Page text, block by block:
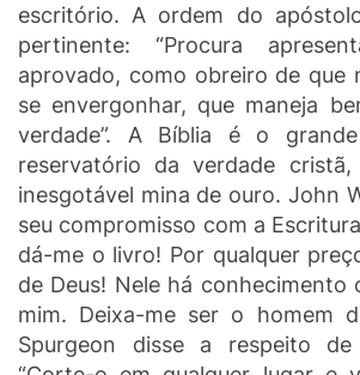
escritório. A ordem do
pertinente: “Procura
aprovado, como obreiro de que
se envergonhar, que maneja
verdade”. A Bíblia é o
reservatório da verdade
inesgotável mina de ouro. John
seu compromisso com a
dá-me o livro! Por qualquer
de Deus! Nele há conhecimento
mim. Deixa-me ser o homem
Spurgeon disse a respeito